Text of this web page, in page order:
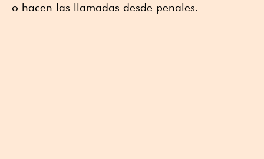
o hacen las llamadas desde penales.